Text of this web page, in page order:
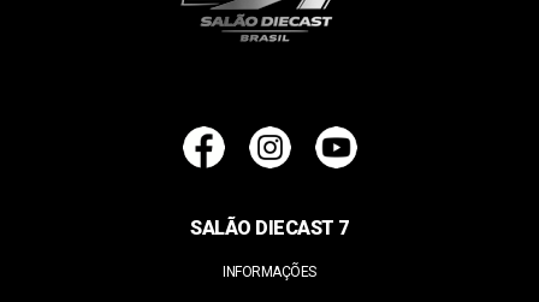
SALÃO DIECAST 7
INFORMAÇÕES